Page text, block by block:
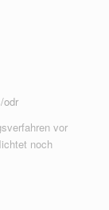
odr
vor
noch